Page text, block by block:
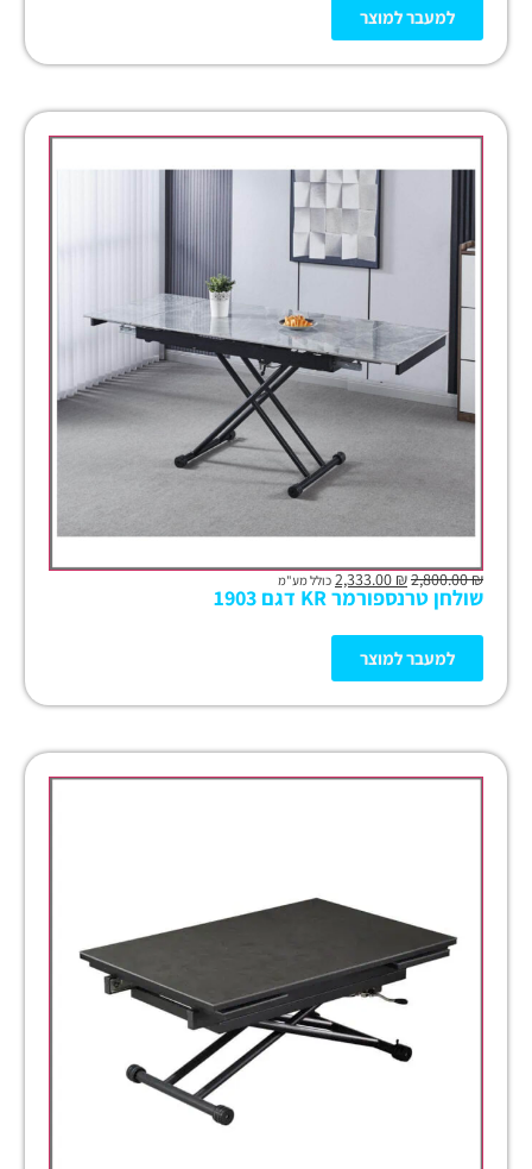
למעבר למוצר
₪
2,800.00
₪ כולל מע"מ
שולחן טרנספורמר KR דגם 1903
למעבר למוצר